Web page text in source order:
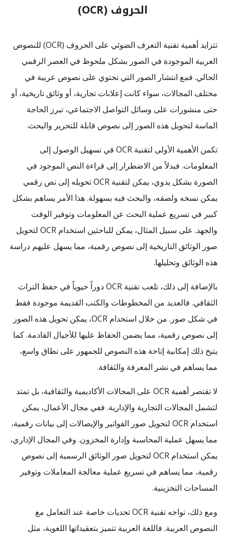
الحروف (OCR)
تتزايد أهمية تقنية التعرف الضوئي على الحروف (OCR) للنصوص
العربية الموجودة في الصور بشكل ملحوظ في العصر الرقمي
الحالي. فمع انتشار الصور التي تحتوي على نصوص عربية في
مختلف المجالات، سواء كانت إعلانات تجارية، أو وثائق تاريخية، أو
حتى منشورات على وسائل التواصل الاجتماعي، تبرز الحاجة
الماسة لتحويل هذه الصور إلى نصوص قابلة للتحرير والبحث.
تكمن الأهمية الأولى لتقنية OCR في تسهيل الوصول إلى
المعلومات. فبدلاً من الاضطرار إلى قراءة النص الموجود في
الصورة بشكل يدوي، يمكن لتقنية OCR تحويله إلى نص رقمي
يمكن نسخه ولصقه، والبحث فيه بسهولة. هذا الأمر يساهم بشكل
كبير في تسريع عملية البحث عن المعلومات وتوفير الوقت
والجهد. على سبيل المثال، يمكن للباحثين استخدام OCR لتحويل
صور الوثائق التاريخية إلى نصوص رقمية، مما يسهل عليهم دراسة
هذه الوثائق وتحليلها.
بالإضافة إلى ذلك، تلعب تقنية OCR دوراً حيوياً في حفظ التراث
الثقافي. فالعديد من المخطوطات والكتب القديمة موجودة فقط
في شكل صور. من خلال استخدام OCR، يمكن تحويل هذه الصور
إلى نصوص رقمية، مما يضمن الحفاظ عليها للأجيال القادمة. كما
يتيح ذلك إمكانية إتاحة هذه النصوص للجمهور على نطاق واسع،
مما يساهم في نشر المعرفة والثقافة.
لا تقتصر أهمية OCR على المجالات الأكاديمية والثقافية، بل تمتد
لتشمل المجالات التجارية والإدارية. ففي مجال الأعمال، يمكن
استخدام OCR لتحويل صور الفواتير والإيصالات إلى بيانات رقمية،
مما يسهل عملية المحاسبة وإدارة المخزون. وفي المجال الإداري،
يمكن استخدام OCR لتحويل صور الوثائق الرسمية إلى نصوص
رقمية، مما يساهم في تسريع عملية معالجة المعاملات وتوفير
المساحات التخزينية.
ومع ذلك، تواجه تقنية OCR تحديات خاصة عند التعامل مع
النصوص العربية. فاللغة العربية تتميز بتعقيداتها اللغوية، مثل